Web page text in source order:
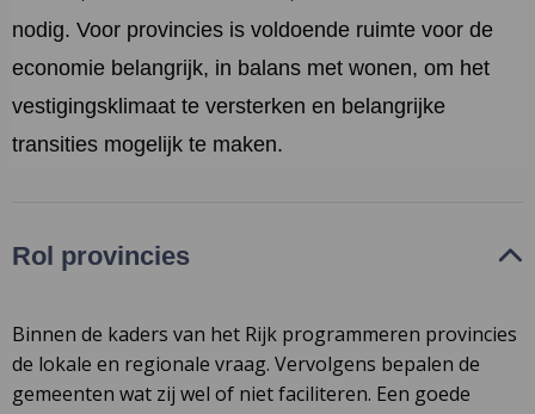
nodig. Voor provincies is voldoende ruimte voor de
economie belangrijk, in balans met wonen, om het
vestigingsklimaat te versterken en belangrijke
transities mogelijk te maken.
Rol provincies
Binnen de kaders van het Rijk programmeren provincies
de lokale en regionale vraag. Vervolgens bepalen de
gemeenten wat zij wel of niet faciliteren. Een goede